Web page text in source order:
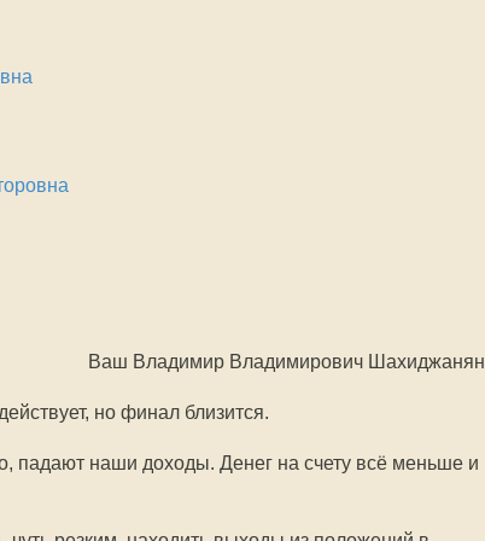
Ваш Владимир Владимирович Шахиджанян
но финал близится.
падают наши доходы. Денег на счету всё меньше и